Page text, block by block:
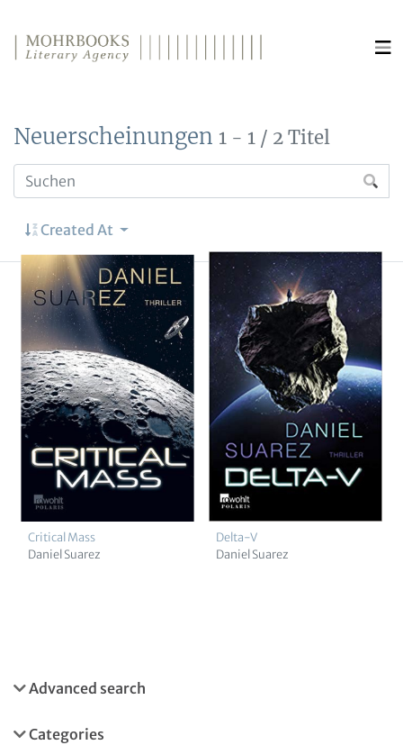
Neuerscheinungen 1 - 1 / 2 Titel
Created At
Critical Mass
Daniel Suarez
Delta-V
Daniel Suarez
Advanced search
Categories